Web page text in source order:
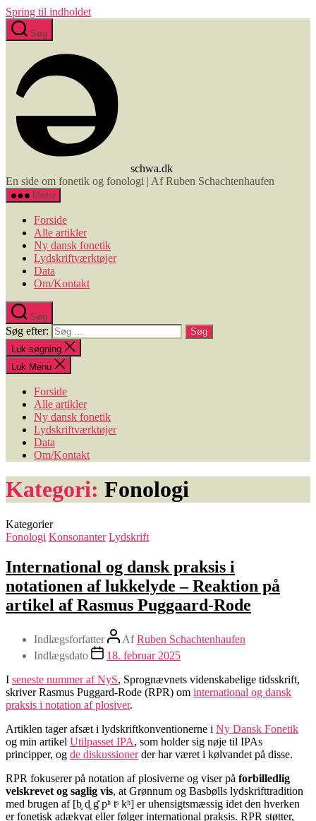
Spring til indholdet
Søg
schwa.dk
En side om fonetik og fonologi | Af Ruben Schachtenhaufen
Menu
Forside
Alle artikler
Ny dansk fonetik
Lydskriftværktøjer
Data
Om/Kontakt
Søg
Søg efter:
Luk søgning
Luk Menu
Forside
Alle artikler
Ny dansk fonetik
Lydskriftværktøjer
Data
Om/Kontakt
Kategori: Fonologi
Kategorier
Fonologi Konsonanter Lydskrift
International og dansk praksis i
notationen af lukkelyde – Reaktion på
artikel af Rasmus Puggaard-Rode
Indlægsforfatter AfRuben Schachtenhaufen
Indlægsdato
18. februar 2025
I seneste nummer af NyS, Sprognævnets videnskabelige tidsskrift,
skriver Rasmus Puggard-Rode (RPR) om international og dansk
praksis i notation af plosiver.
Artiklen tager afsæt i lydskriftkonventionerne i Ny Dansk Fonetik
og min artikel Utilpasset IPA, som holder sig nøje til IPAs
principper, og de diskussionerder har været i kølvandet på disse.
RPR fokuserer på notation af plosiverne og viser på forbilledlig
velskrevet og saglig vis, at Grønnum og Basbølls lydskrifttradition
med brugen af [b̥ d̥ g̊ pʰ tˢ kʰ] er uhensigtsmæssig idet den hverken
er fonetisk adækvat eller følger international praksis. RPR støtter,